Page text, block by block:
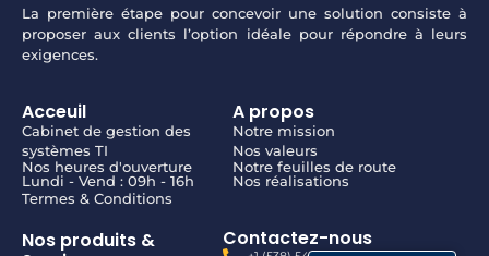
La première étape pour concevoir une solution consiste à
proposer aux clients l’option idéale pour répondre à leurs
exigences.
Acceuil
Cabinet de gestion des
systèmes TI
Nos heures d'ouverture
Lundi - Vend : 09h - 16h
Termes & Conditions
A propos
Notre mission
Nos valeurs
Notre feuilles de route
Nos réalisations
Nos produits &
Contactez-nous